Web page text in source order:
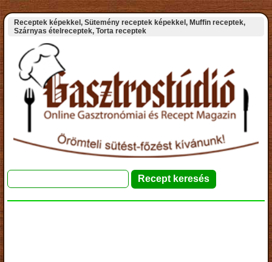
Receptek képekkel, Sütemény receptek képekkel, Muffin receptek,
Szárnyas ételreceptek, Torta receptek